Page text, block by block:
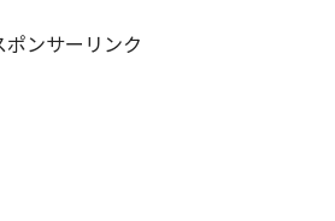
ポンサーリンク